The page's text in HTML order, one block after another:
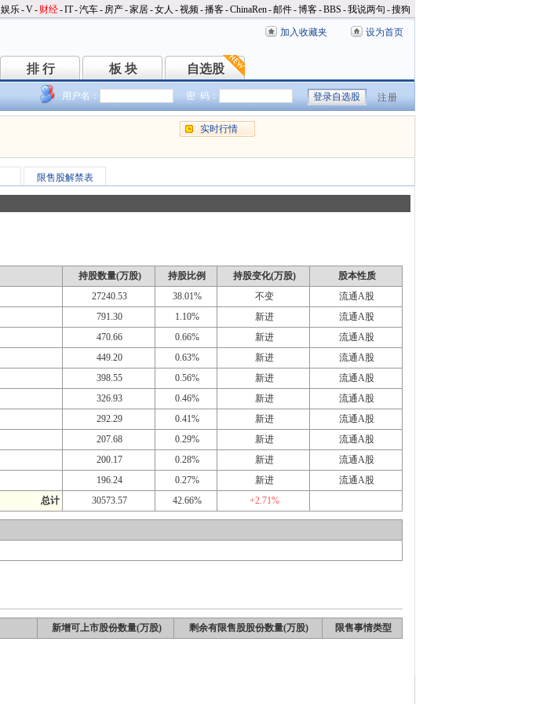
娱乐-V- 财经-IT-汽车- 房产-家居-女人 -视频-播客-ChinaRen-邮件-博客-BBS -我说两句 -搜狗
加入收藏夹 设为首页
排 行
排 行 板 块
板 块 自选股
自选股
用户名： 密 码： 注册
实时行情
限售股解禁表
持股数量(万股) 持股比例 持股变化(万股)
股本性质
27240.53 38.01% 不变
流通A股
791.30 1.10% 新进
流通A股
470.66 0.66% 新进
流通A股
449.20 0.63% 新进
流通A股
398.55 0.56% 新进
流通A股
326.93 0.46% 新进
流通A股
292.29 0.41% 新进
流通A股
207.68 0.29% 新进
流通A股
200.17 0.28% 新进
流通A股
196.24 0.27% 新进
流通A股
总计
30573.57 42.66% +2.71%
新增可上市股份数量(万股) 剩余有限售股股份数量(万股) 限售事情类型